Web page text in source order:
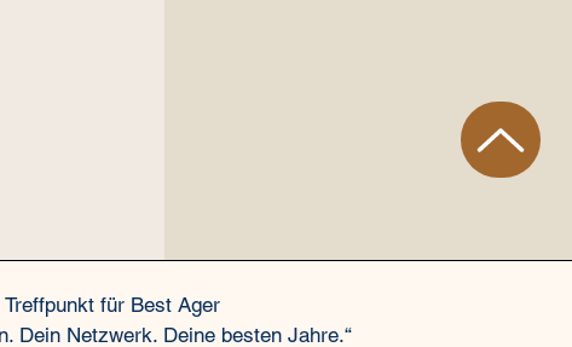
für Best Ager
Dein Netzwerk. Deine besten Jahre.“